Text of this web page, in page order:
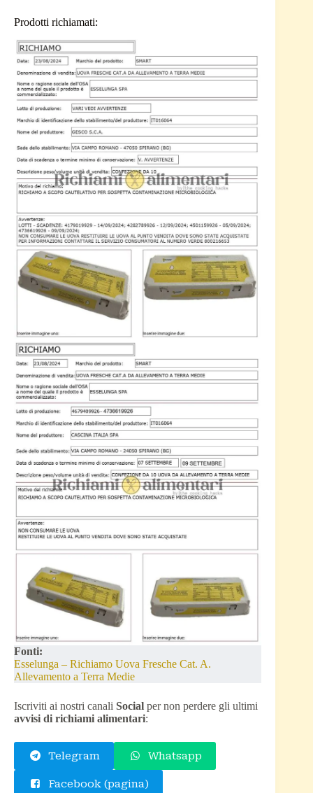
Prodotti richiamati:
Fonti:
Esselunga – Richiamo Uova Fresche Cat. A.
Allevamento a Terra Medie
Iscriviti ai nostri canali Social per non perdere gli ultimi
avvisi di richiami alimentari:
Telegram Whatsapp
Facebook (pagina)